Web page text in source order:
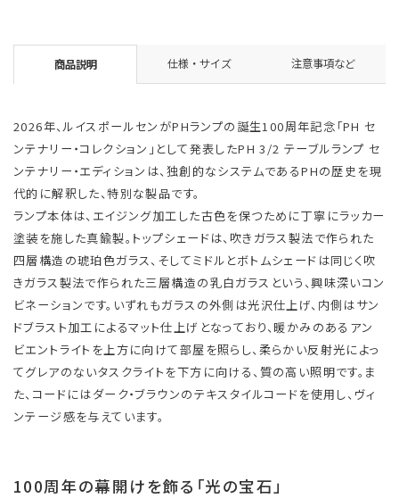
商品説明 仕様・サイズ 注意事項など
2026年、ルイスポールセンがPHランプの誕生100周年記念「PH セ
ンテナリー・コレクション」として発表したPH 3/2 テーブルランプ セ
ンテナリー・エディションは、独創的なシステムであるPHの歴史を現
代的に解釈した、特別な製品です。
ランプ本体は、エイジング加工した古色を保つために丁寧にラッカー
塗装を施した真鍮製。トップシェードは、吹きガラス製法で作られた
四層構造の琥珀色ガラス、そしてミドルとボトムシェードは同じく吹
きガラス製法で作られた三層構造の乳白ガラスという、興味深いコン
ビネーションです。いずれもガラスの外側は光沢仕上げ、内側はサン
ドブラスト加工によるマット仕上げとなっており、暖かみのあるアン
ビエントライトを上方に向けて部屋を照らし、柔らかい反射光によっ
てグレアのないタスクライトを下方に向ける、質の高い照明です。ま
た、コードにはダーク・ブラウンのテキスタイルコードを使用し、ヴィ
ンテージ感を与えています。
100周年の幕開けを飾る「光の宝石」